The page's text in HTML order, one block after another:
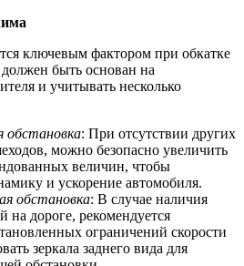
ключевым фактором при обкатке
быть основан на
и учитывать несколько
обстановка: При отсутствии других
можно безопасно увеличить
величин, чтобы
и ускорение автомобиля.
обстановка: В случае наличия
на дороге, рекомендуется
ограничений скорости
зеркала заднего вида для